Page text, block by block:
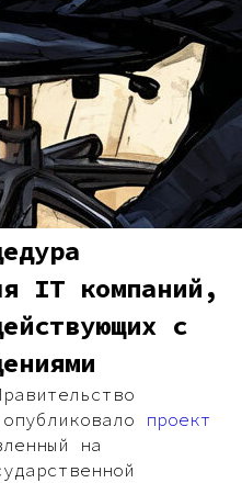
IT компаний,
с
проект
на